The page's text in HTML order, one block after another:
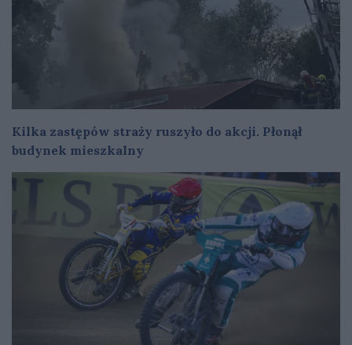
Kilka zastępów straży ruszyło do akcji. Płonął
budynek mieszkalny